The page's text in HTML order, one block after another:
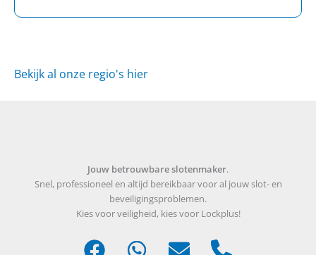
Bekijk al onze regio's hier
Jouw betrouwbare slotenmaker.
Snel, professioneel en altijd bereikbaar voor al jouw slot- en
beveiligingsproblemen.
Kies voor veiligheid, kies voor Lockplus!